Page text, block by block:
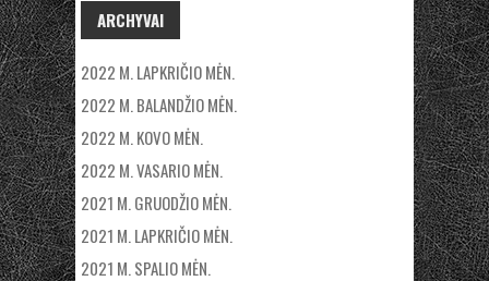
ARCHYVAI
2022 M. LAPKRIČIO MĖN.
2022 M. BALANDŽIO MĖN.
2022 M. KOVO MĖN.
2022 M. VASARIO MĖN.
2021 M. GRUODŽIO MĖN.
2021 M. LAPKRIČIO MĖN.
2021 M. SPALIO MĖN.